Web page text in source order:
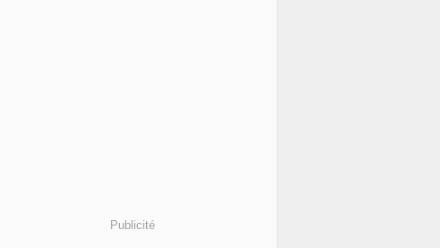
Publicité